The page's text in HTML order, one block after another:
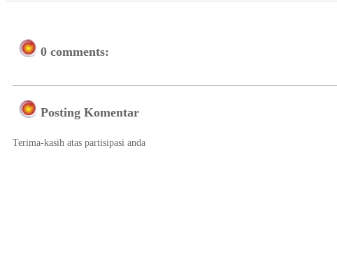
0 comments:
Posting Komentar
Terima-kasih atas partisipasi anda